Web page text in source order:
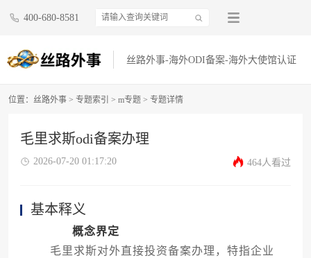
400-680-8581
丝路外事-海外ODI备案-海外大使馆认证
位置： 丝路外事 > 专题索引 > m专题 > 专题详情
毛里求斯odi备案办理
2026-07-20 01:17:20 464人看过
基本释义
概念界定
毛里求斯对外直接投资备案办理，特指企业